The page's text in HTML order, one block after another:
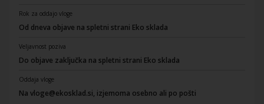
Rok za oddajo vloge
Od dneva objave na spletni strani Eko sklada
Veljavnost poziva
Do objave zaključka na spletni strani Eko sklada
Oddaja vloge
Na vloge@ekosklad.si, izjemoma osebno ali po pošti